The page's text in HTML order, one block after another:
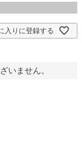
入りに登録する
いません。